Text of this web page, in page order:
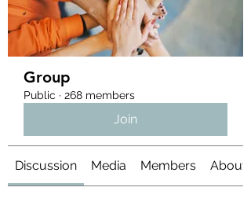
Group
Public · 268 members
Join
Discussion Media Members About